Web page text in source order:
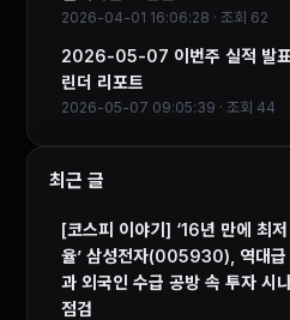
2026-04-01 16:06:28 · 조회 62
2026-05-07 이번주 실적 발
린더 리포트
2026-05-07 09:05:39 · 조회 44
최근 글
[코스피 이야기] ‘16년 만에 최
율’ 삼성전자(005930), 역대급
과 외국인 수급 공방 속 투자 시
점검